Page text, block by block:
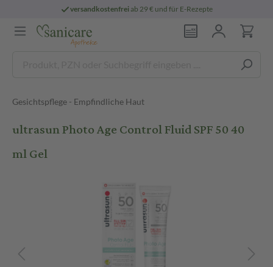
versandkostenfreiab 29 € und für E-Rezepte
Gesichtspflege - Empfindliche Haut
ultrasun Photo Age Control Fluid SPF 50 40
ml Gel